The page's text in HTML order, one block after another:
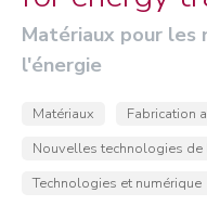
Matériaux pour les
l'énergie
Matériaux
Fabrication
Nouvelles technologies de
Technologies et numérique